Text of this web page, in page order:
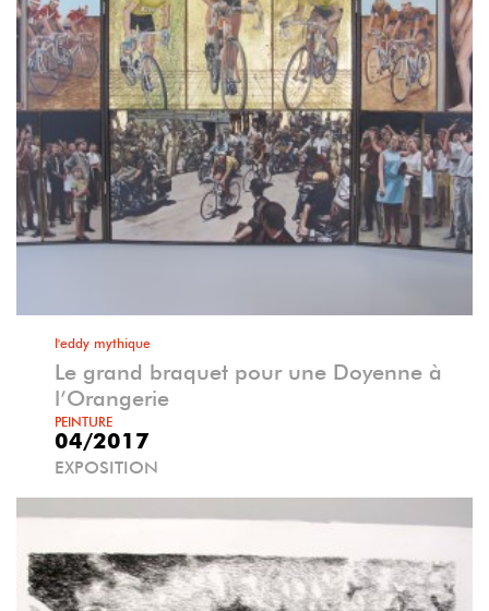
l'eddy mythique
Le grand braquet pour une Doyenne à
l’Orangerie
PEINTURE
04/2017
EXPOSITION